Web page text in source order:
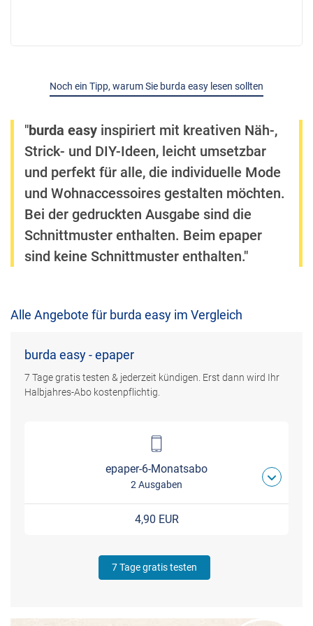
Noch ein Tipp, warum Sie burda easy lesen sollten
"burda easy inspiriert mit kreativen Näh-,
Strick- und DIY-Ideen, leicht umsetzbar
und perfekt für alle, die individuelle Mode
und Wohnaccessoires gestalten möchten.
Bei der gedruckten Ausgabe sind die
Schnittmuster enthalten. Beim epaper
sind keine Schnittmuster enthalten."
Alle Angebote für burda easy im Vergleich
burda easy - epaper
7 Tage gratis testen & jederzeit kündigen. Erst dann wird Ihr
Halbjahres-Abo kostenpflichtig.
epaper-6-Monatsabo
2 Ausgaben
4,90 EUR
7 Tage gratis testen